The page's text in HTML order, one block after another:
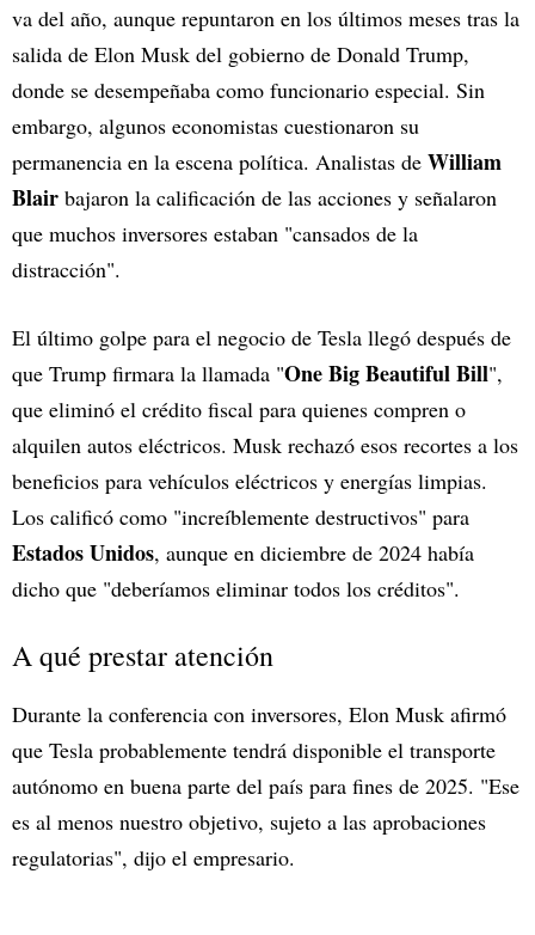
va del año, aunque repuntaron en los últimos meses tras la
salida de Elon Musk del gobierno de Donald Trump,
donde se desempeñaba como funcionario especial. Sin
embargo, algunos economistas cuestionaron su
permanencia en la escena política. Analistas de William
Blair bajaron la calificación de las acciones y señalaron
que muchos inversores estaban "cansados de la
distracción".
El último golpe para el negocio de Tesla llegó después de
que Trump firmara la llamada "One Big Beautiful Bill",
que eliminó el crédito fiscal para quienes compren o
alquilen autos eléctricos. Musk rechazó esos recortes a los
beneficios para vehículos eléctricos y energías limpias.
Los calificó como "increíblemente destructivos" para
Estados Unidos, aunque en diciembre de 2024 había
dicho que "deberíamos eliminar todos los créditos".
A qué prestar atención
Durante la conferencia con inversores, Elon Musk afirmó
que Tesla probablemente tendrá disponible el transporte
autónomo en buena parte del país para fines de 2025. "Ese
es al menos nuestro objetivo, sujeto a las aprobaciones
regulatorias", dijo el empresario.